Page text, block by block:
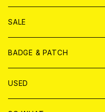
ANALOG
DVD
T-shirt & WEAR
CD
ANALOG
T-SHIRT & WEAR
SALE
BADGE & PATCH
BADGE
USED